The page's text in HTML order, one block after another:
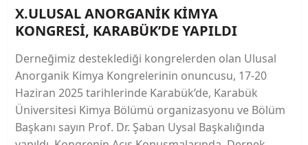
X.ULUSAL ANORGANİK KİMYA
KONGRESİ, KARABÜK’DE YAPILDI
Derneğimiz desteklediği kongrelerden olan Ulusal
Anorganik Kimya Kongrelerinin onuncusu, 17-20
Haziran 2025 tarihlerinde Karabük’de, Karabük
Üniversitesi Kimya Bölümü organizasyonu ve Bölüm
Başkanı sayın Prof. Dr. Şaban Uysal Başkalığında